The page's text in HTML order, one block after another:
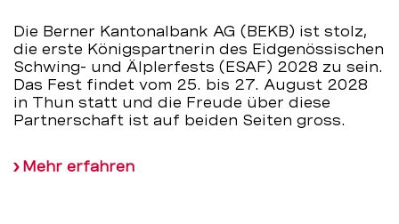
Die Berner Kantonalbank AG (BEKB) ist stolz,
die erste Königspartnerin des Eidgenössischen
Schwing- und Älplerfests (ESAF) 2028 zu sein.
Das Fest findet vom 25. bis 27. August 2028
in Thun statt und die Freude über diese
Partnerschaft ist auf beiden Seiten gross.
Mehr erfahren